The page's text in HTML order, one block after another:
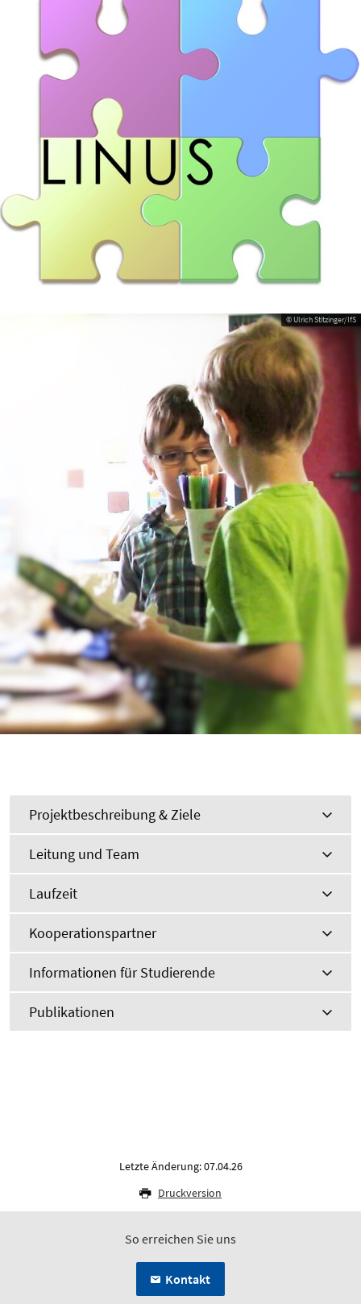
© Ulrich Stitzinger/IfS
Projektbeschreibung & Ziele
Leitung und Team
Laufzeit
Kooperationspartner
Informationen für Studierende
Publikationen
Letzte Änderung: 07.04.26
Druckversion
So erreichen Sie uns
Kontakt